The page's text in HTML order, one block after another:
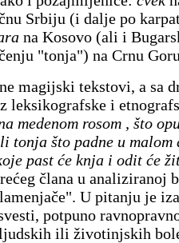
Srbiju (i dalje po
na Kosovo (ali i
"tonja") na Crnu
magijski tekstovi, a sa
leksikografske i
medenom rosom , što
tonja što padne u malom
past će knja i odit će
člana u analiziranoj
U pitanju je
potpuno
ili životinjskih